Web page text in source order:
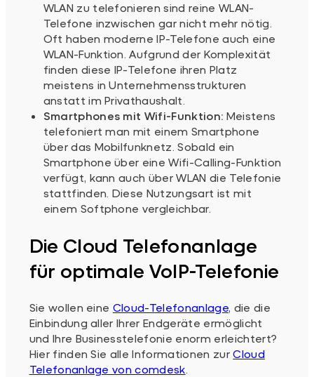
WLAN zu telefonieren sind reine WLAN-
Telefone inzwischen gar nicht mehr nötig.
Oft haben moderne IP-Telefone auch eine
WLAN-Funktion. Aufgrund der Komplexität
finden diese IP-Telefone ihren Platz
meistens in Unternehmensstrukturen
anstatt im Privathaushalt.
Smartphones mit Wifi-Funktion: Meistens
telefoniert man mit einem Smartphone
über das Mobilfunknetz. Sobald ein
Smartphone über eine Wifi-Calling-Funktion
verfügt, kann auch über WLAN die Telefonie
stattfinden. Diese Nutzungsart ist mit
einem Softphone vergleichbar.
Die Cloud Telefonanlage
für optimale VoIP-Telefonie
Sie wollen eine Cloud-Telefonanlage, die die
Einbindung aller Ihrer Endgeräte ermöglicht
und Ihre Businesstelefonie enorm erleichtert?
Hier finden Sie alle Informationen zurCloud
Telefonanlage von comdesk.